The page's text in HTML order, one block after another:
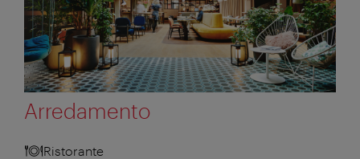
Arredamento
Ristorante